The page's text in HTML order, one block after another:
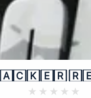
★ ★ ★ ★ ★